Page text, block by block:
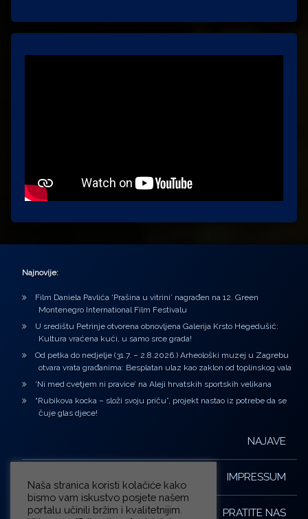
Najnovije:
Film Daniela Pavlića ‘Prašina u vitrini’ nagrađen na 12. Green
Montenegro International Film Festivalu
U središtu Petrinje otvorena obnovljena Galerija Krsto Hegedušić:
Kultura vraćena kući, u samo srce grada!
Od petka do nedjelje (31.7. – 2.8.2026.) Arheološki muzej u Zagrebu
otvara vrata građanima: Besplatan ulaz kao zaklon od toplinskog vala
‘Ni med cvetjem ni pravice’ na Aleji hrvatskih sportskih velikana
“Rubikova kocka – složi svoju priču”, projekt nastao iz potrebe da se
čuje glas djece!
NAJAVE
IMPRESSUM
PRATITE NAS
Naša stranica koristi kolačiće kako
bismo vam iskustvo posjete našem
portalu učinili bržim i kvalitetnijim.